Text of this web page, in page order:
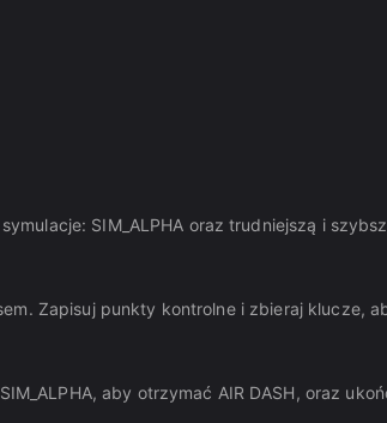
SIM_ALPHA oraz trudniejszą i
Zapisuj punkty kontrolne i zbieraj klucze,
aby otrzymać AIR DASH, oraz